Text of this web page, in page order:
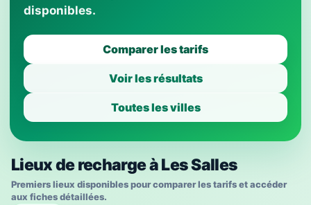
disponibles.
Comparer les tarifs
Voir les résultats
Toutes les villes
Lieux de recharge à Les Salles
Premiers lieux disponibles pour comparer les tarifs et accéder
aux fiches détaillées.